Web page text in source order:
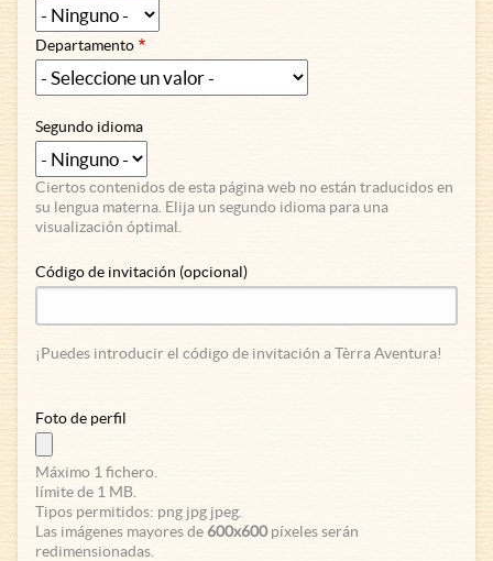
Departamento
Segundo idioma
Ciertos contenidos de esta página web no están traducidos en
su lengua materna. Elija un segundo idioma para una
visualización óptimal.
Código de invitación (opcional)
¡Puedes introducir el código de invitación a Tèrra Aventura!
Foto de perfil
Máximo 1 fichero.
límite de 1 MB.
Tipos permitidos: png jpg jpeg.
Las imágenes mayores de600x600píxeles serán
redimensionadas.